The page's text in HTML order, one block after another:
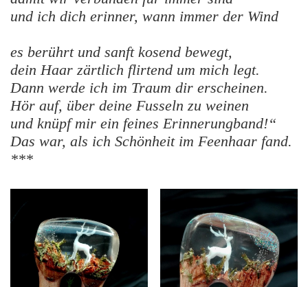
und ich dich erinner, wann immer der Wind
es berührt und sanft kosend bewegt,
dein Haar zärtlich flirtend um mich legt.
Dann werde ich im Traum dir erscheinen.
Hör auf, über deine Fusseln zu weinen
und knüpf mir ein feines Erinnerungband!“
Das war, als ich Schönheit im Feenhaar fand.
***